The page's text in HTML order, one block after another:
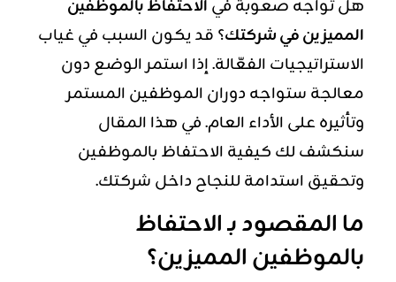
هل تواجه صعوبة فيالاحتفاظ بالموظفين
المميزين في شركتك؟ قد يكون السبب في غياب
الاستراتيجيات الفعّالة. إذا استمر الوضع دون
معالجة ستواجه دوران الموظفين المستمر
وتأثيره على الأداء العام. في هذا المقال
سنكشف لك كيفية الاحتفاظ بالموظفين
وتحقيق استدامة للنجاح داخل شركتك.
ما المقصود بـ الاحتفاظ
بالموظفين المميزين؟